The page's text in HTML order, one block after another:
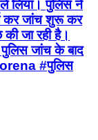
ले लिया। पुलिस ने
कर जांच शुरू कर
जा रही है।
जांच के बाद
#पुलिस